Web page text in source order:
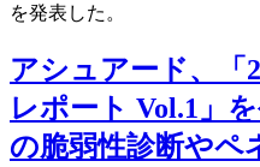
を発表した。
アシュアード、「
レポート Vol.1」
の脆弱性診断やペ